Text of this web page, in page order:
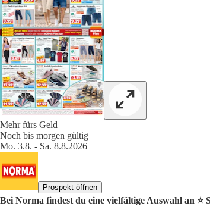
Mehr fürs Geld
Noch bis morgen gültig
Mo. 3.8. - Sa. 8.8.2026
Prospekt öffnen
Bei Norma findest du eine vielfältige Auswahl an ⭐️